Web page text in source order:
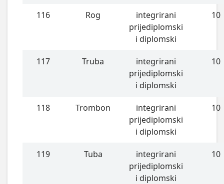
116 Rog
integrirani
prijediplomski
i diplomski
10
117 Truba
integrirani
prijediplomski
i diplomski
10
118 Trombon
integrirani
prijediplomski
i diplomski
10
119 Tuba
integrirani
prijediplomski
i diplomski
10